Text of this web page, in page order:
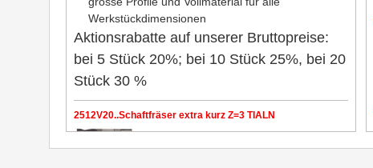
Werkstückdimensionen
Aktionsrabatte auf unserer Bruttopreise:
bei 5 Stück 20%; bei 10 Stück 25%, bei 20
Stück 30 %
2512V20..Schaftfräser extra kurz Z=3 TIALN